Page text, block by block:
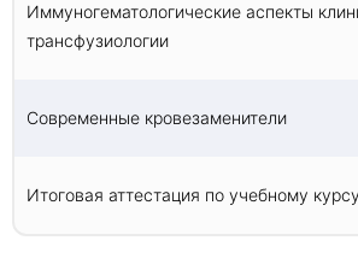
Иммуногематологические аспекты
трансфузиологии
Современные кровезаменители
Итоговая аттестация по учебному курсу